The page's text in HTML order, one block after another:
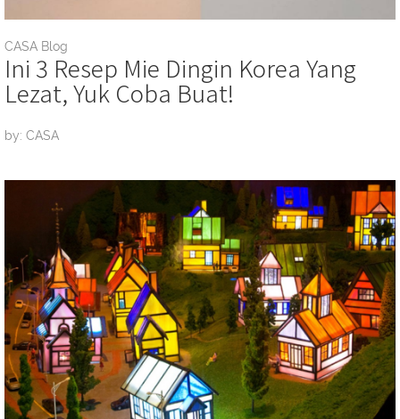
CASA Blog
Ini 3 Resep Mie Dingin Korea Yang
Lezat, Yuk Coba Buat!
by: CASA